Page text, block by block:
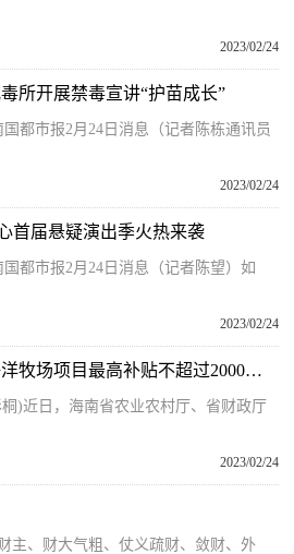
2023/02/24
所开展禁毒宣讲“护苗成长”
都市报2月24日消息（记者陈栋通讯员
2023/02/24
首届悬疑演出季火热来袭
都市报2月24日消息（记者陈望）如
2023/02/24
今日播报!海南：单个海洋牧场项目最高补贴不超过2000万元
)近日，海南省农业农村厅、省财政厅
2023/02/24
主、财大气粗、仗义疏财、敛财、外